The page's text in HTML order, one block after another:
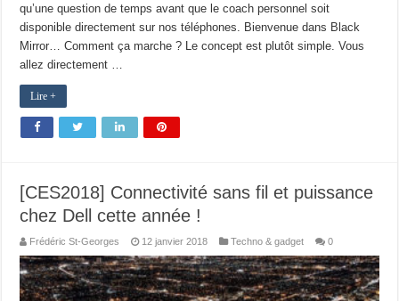
qu’une question de temps avant que le coach personnel soit
disponible directement sur nos téléphones. Bienvenue dans Black
Mirror… Comment ça marche ? Le concept est plutôt simple. Vous
allez directement …
Lire +
[CES2018] Connectivité sans fil et puissance
chez Dell cette année !
Frédéric St-Georges 12 janvier 2018 Techno & gadget 0